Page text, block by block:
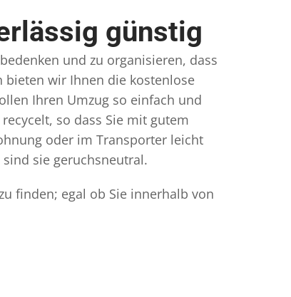
günstig
und zu organisieren, dass
bieten wir Ihnen die kostenlose
Ihren Umzug so einfach und
so dass Sie mit gutem
oder im Transporter leicht
sie geruchsneutral.
finden; egal ob Sie innerhalb von